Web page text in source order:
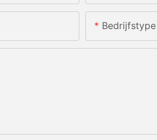
Bedrijfstype